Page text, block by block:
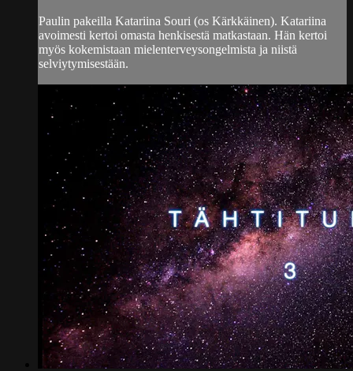
Paulin pakeilla Katariina Souri (os Kärkkäinen). Katariina
avoimesti kertoi omasta henkisestä matkastaan. Hän kertoi
myös kokemistaan mielenterveysongelmista ja niistä
selviytymisestään.